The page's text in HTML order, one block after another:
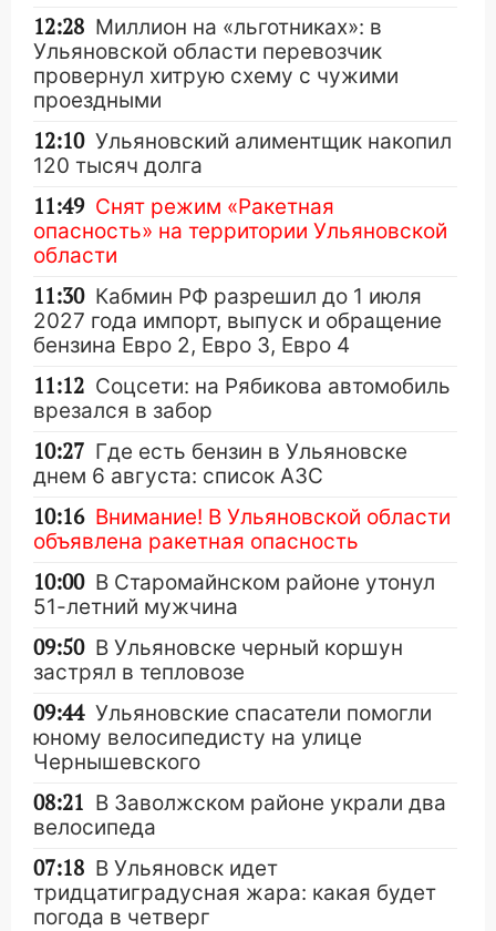
12:28 Миллион на «льготниках»: в
Ульяновской области перевозчик
провернул хитрую схему с чужими
проездными
12:10 Ульяновский алиментщик накопил
120 тысяч долга
11:49 Снят режим «Ракетная
опасность» на территории Ульяновской
области
11:30 Кабмин РФ разрешил до 1 июля
2027 года импорт, выпуск и обращение
бензина Евро 2, Евро 3, Евро 4
11:12 Соцсети: на Рябикова автомобиль
врезался в забор
10:27 Где есть бензин в Ульяновске
днем 6 августа: список АЗС
10:16 Внимание! В Ульяновской области
объявлена ракетная опасность
10:00 В Старомайнском районе утонул
51-летний мужчина
09:50 В Ульяновске черный коршун
застрял в тепловозе
09:44 Ульяновские спасатели помогли
юному велосипедисту на улице
Чернышевского
08:21 В Заволжском районе украли два
велосипеда
07:18 В Ульяновск идет
тридцатиградусная жара: какая будет
погода в четверг